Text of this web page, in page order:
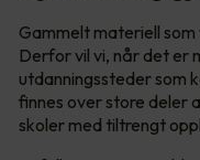
Gammelt materiell
Derfor vil vi, når det er
utdanningssteder som
finnes over store deler
skoler med tiltrengt